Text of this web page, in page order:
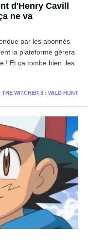
d'Henry Cavill
ne va
par les abonnés
la plateforme gèrera
! Et ça tombe bien, les
THE WITCHER 3 : WILD HUNT